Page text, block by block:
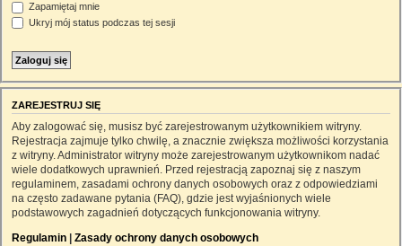
Zapamiętaj mnie
Ukryj mój status podczas tej sesji
ZAREJESTRUJ SIĘ
Aby zalogować się, musisz być zarejestrowanym użytkownikiem witryny.
Rejestracja zajmuje tylko chwilę, a znacznie zwiększa możliwości korzystania
z witryny. Administrator witryny może zarejestrowanym użytkownikom nadać
wiele dodatkowych uprawnień. Przed rejestracją zapoznaj się z naszym
regulaminem, zasadami ochrony danych osobowych oraz z odpowiedziami
na często zadawane pytania (FAQ), gdzie jest wyjaśnionych wiele
podstawowych zagadnień dotyczących funkcjonowania witryny.
Regulamin | Zasady ochrony danych osobowych